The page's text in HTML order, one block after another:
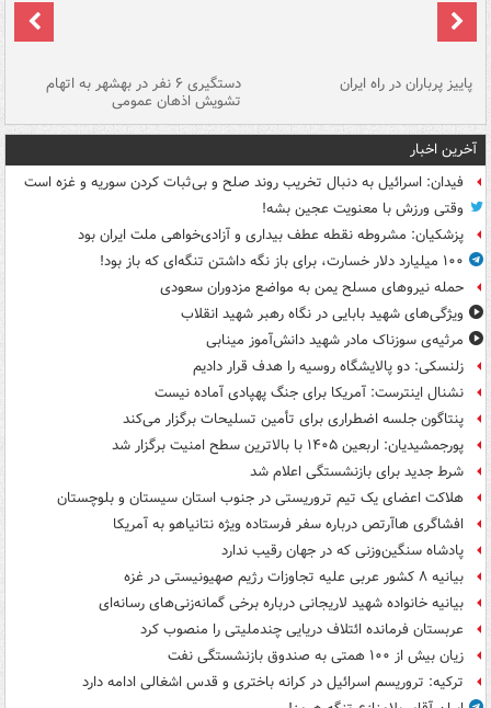
پاییز پرباران در راه ایران دستگیری ۶ نفر در بهشهر به اتهام
تشویش اذهان عمومی
آخرین اخبار
فیدان: اسرائیل به دنبال تخریب روند صلح و بی‌ثبات کردن سوریه و غزه است
وقتی ورزش با معنویت عجین بشه!
پزشکیان: مشروطه نقطه عطف بیداری و آزادی‌خواهی ملت ایران بود
۱۰۰ میلیارد دلار خسارت، برای باز نگه داشتن تنگه‌ای که باز بود!
حمله نیروهای مسلح یمن به مواضع مزدوران سعودی
ویژگی‌های شهید بابایی در نگاه رهبر شهید انقلاب
مرثیه‌ی سوزناک مادر شهید دانش‌آموز مینابی
زلنسکی: دو پالایشگاه روسیه را هدف قرار دادیم
نشنال اینترست: آمریکا برای جنگ پهپادی آماده نیست
پنتاگون جلسه اضطراری برای تأمین تسلیحات برگزار می‌کند
پورجمشیدیان: اربعین ۱۴۰۵ با بالاترین سطح امنیت برگزار شد
شرط جدید برای بازنشستگی اعلام شد
هلاکت اعضای یک تیم تروریستی در جنوب استان سیستان و بلوچستان
افشاگری هاآرتص درباره سفر فرستاده ویژه نتانیاهو به آمریکا
پادشاه سنگین‌وزنی که در جهان رقیب ندارد
بیانیه ۸ کشور عربی علیه تجاوزات رژیم صهیونیستی در غزه
بیانیه خانواده شهید لاریجانی درباره برخی گمانه‌زنی‌های رسانه‌ای
عربستان فرمانده ائتلاف دریایی چندملیتی را منصوب کرد
زیان بیش از ۱۰۰ همتی به صندوق‌ بازنشستگی نفت
ترکیه: تروریسم اسرائیل در کرانه باختری و قدس اشغالی ادامه دارد